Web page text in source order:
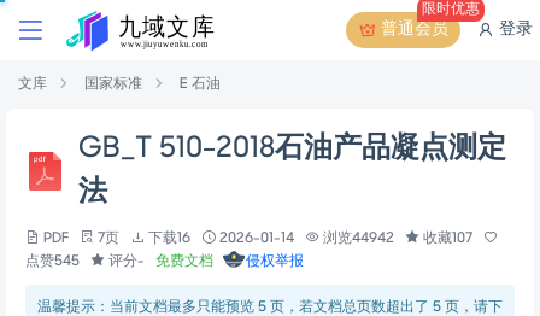
普通会员
限时优惠
登录
文库 国家标准 E 石油
GB_T 510-2018石油产品凝点测定
法
PDF 7页 下载16 2026-01-14 浏览44942
收藏107
点赞545
评分- 免费文档 侵权举报
温馨提示：当前文档最多只能预览 5 页，若文档总页数超出了 5 页，请下